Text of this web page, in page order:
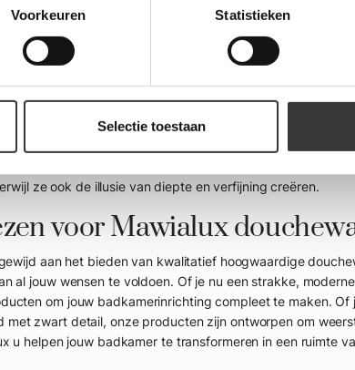
Voorkeuren Statistieken
Selectie toestaan
staat symbool voor elegantie en openheid binnen de
Daarom bieden we glazen douchewanden aan die
Het transparante glas zorgt voor een
toe met een
een krachtig design statement, biedt een douchewand
en is bijzonder effectief in combinatie met lichtere tegels
ze ook de illusie van diepte en verfijning creëren.
voor Mawialux
aan het bieden van kwalitatief hoogwaardige
al jouw wensen te voldoen. Of je nu een strakke,
om jouw badkamerinrichting compleet te maken.
met zwart detail, onze producten zijn ontworpen om
u helpen jouw badkamer te transformeren in een ruimte